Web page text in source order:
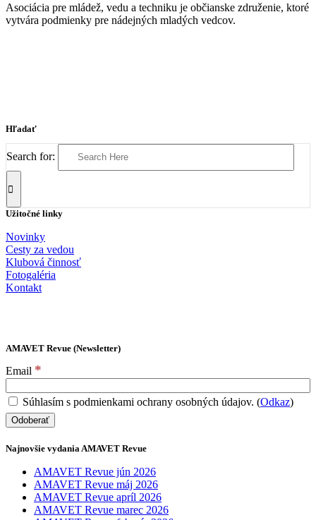
Asociácia pre mládež, vedu a techniku je občianske združenie, ktoré
vytvára podmienky pre nádejných mladých vedcov.
Hľadať
Search for:
Užitočné linky
Novinky
Cesty za vedou
Klubová činnosť
Fotogaléria
Kontakt
AMAVET Revue (Newsletter)
Email *
Súhlasím s podmienkami ochrany osobných údajov. (Odkaz)
Najnovšie vydania AMAVET Revue
AMAVET Revue jún 2026
AMAVET Revue máj 2026
AMAVET Revue apríl 2026
AMAVET Revue marec 2026